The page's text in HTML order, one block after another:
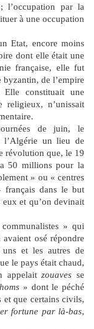
l’occupation par la
à une occupation
Etat, encore moins
dont elle était une
française, elle fut
de l’empire
constituait une
religieux, n’unissait
de juin, le
l’Algérie un lieu de
révolution que, le 19
50 millions pour la
» ou « centres
dans le but
eux et qu’on devinait
» qui
osé répondre
et les autres de
le pays était chaud,
appelaitzouaves se
» dont le péché
que certains civils,
fortune par là-bas,